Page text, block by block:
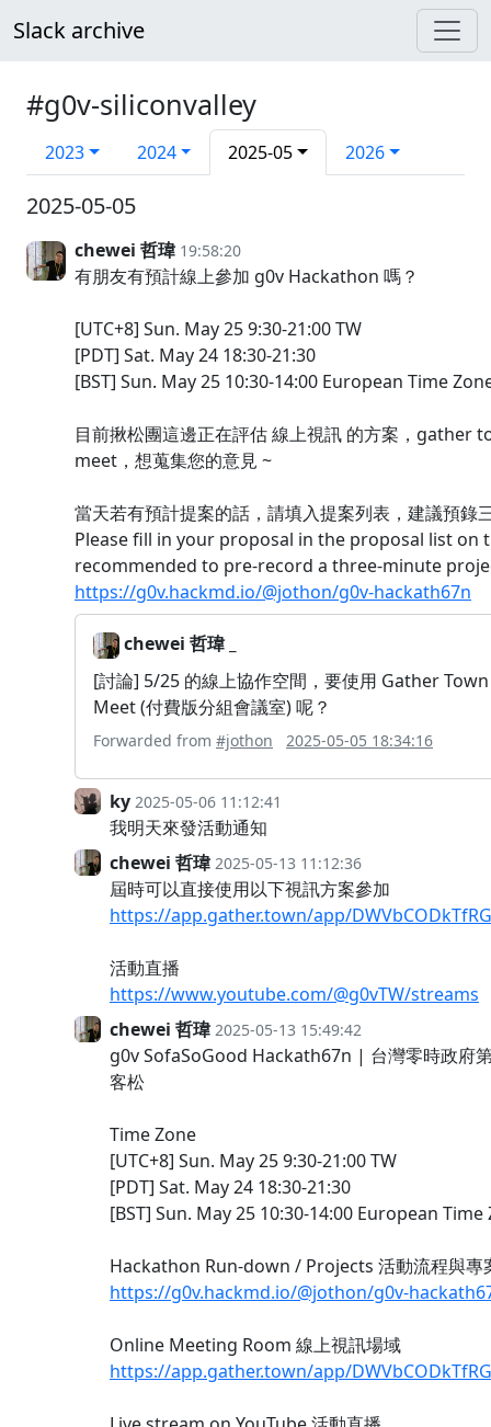
Slack archive
#g0v-siliconvalley
2023 2024 2025-05 2026
2025-05-05
chewei 哲瑋 19:58:20
有朋友有預計線上參加 g0v Hackathon 嗎？
[UTC+8] Sun. May 25 9:30-21:00 TW
[PDT] Sat. May 24 18:30-21:30
[BST] Sun. May 25 10:30-14:00 European Time
目前揪松團這邊正在評估 線上視訊 的方案，gather
meet，想蒐集您的意見 ~
當天若有預計提案的話，請填入提案列表，建議預錄
Please fill in your proposal in the proposal list on
recommended to pre-record a three-minute
https://g0v.hackmd.io/@jothon/g0v-hackath67n
chewei 哲瑋 _
[討論] 5/25 的線上協作空間，要使用 Gather
Meet (付費版分組會議室) 呢？
Forwarded from #jothon 2025-05-05 18:34:16
ky 2025-05-06 11:12:41
我明天來發活動通知
chewei 哲瑋 2025-05-13 11:12:36
屆時可以直接使用以下視訊方案參加
https://app.gather.town/app/
活動直播
https://www.youtube.com/@g0vTW/streams
chewei 哲瑋 2025-05-13 15:49:42
g0v SofaSoGood Hackath67n | 台灣零時政府
客松
Time Zone
[UTC+8] Sun. May 25 9:30-21:00 TW
[PDT] Sat. May 24 18:30-21:30
[BST] Sun. May 25 10:30-14:00 European Time
Hackathon Run-down / Projects 活動流程與專
https://g0v.hackmd.io/@jothon/g0v-
Online Meeting Room 線上視訊場域
https://app.gather.town/app/